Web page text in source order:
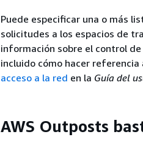
Puede especificar una o más
solicitudes a los espacios de
información sobre el control
incluido cómo hacer
acceso a la red en la Guía del
AWS Outposts